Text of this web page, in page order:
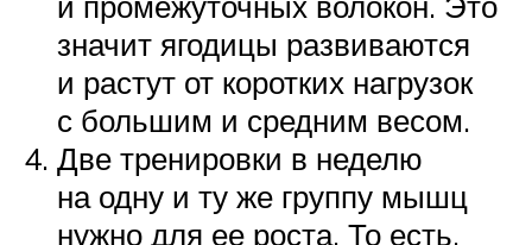
значит ягодицы развиваются
и растут от коротких нагрузок
с большим и средним весом.
Две тренировки в неделю
на одну и ту же группу мышц
нужно для ее роста. То есть,